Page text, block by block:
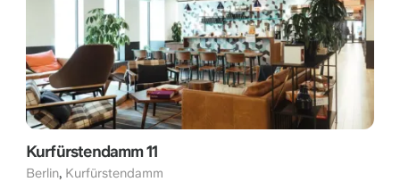
Kurfürstendamm 11
Berlin, Kurfürstendamm